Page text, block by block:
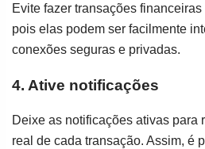
Evite fazer transações
pois elas podem ser facilmente
conexões seguras e privadas.
4. Ative notificações
Deixe as notificações ativas para
real de cada transação. Assim, é